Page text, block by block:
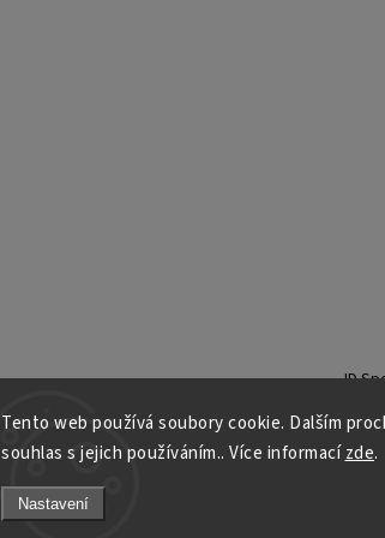
Tento web používá soubory cookie. Dalším
souhlas s jejich používáním.. Více informacízde.
Nastavení
ID